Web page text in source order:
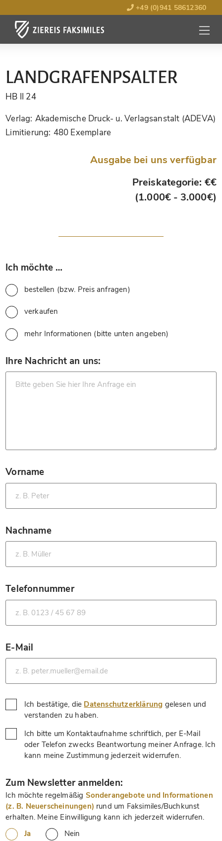
+49 (0)941 58612360
MENÜ
LANDGRAFENPSALTER
HB II 24
Verlag: Akademische Druck- u. Verlagsanstalt (ADEVA)
Limitierung: 480 Exemplare
Ausgabe bei uns verfügbar
Preiskategorie: €€
(1.000€ - 3.000€)
Ich möchte …
bestellen (bzw. Preis anfragen)
verkaufen
mehr Informationen (bitte unten angeben)
Ihre Nachricht an uns:
Vorname
*
Nachname
*
Telefonnummer
*
E-Mail
*
Ich bestätige, die Datenschutzerklärung gelesen und
verstanden zu haben.
Ich bitte um Kontaktaufnahme schriftlich, per E-Mail
oder Telefon zwecks Beantwortung meiner Anfrage. Ich
kann meine Zustimmung jederzeit widerrufen.
Zum Newsletter anmelden:
Ich möchte regelmäßig Sonderangebote und Informationen
(z. B. Neuerscheinungen) rund um Faksimiles/Buchkunst
erhalten. Meine Einwilligung kann ich jederzeit widerrufen.
Ja
Nein